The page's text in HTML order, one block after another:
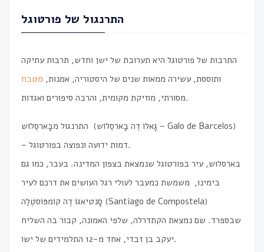
התרנגול של פורטוגל
התרבות של פורטוגל היא תערובת של ישן וחדש, תרבות עתיקה
ותוססת, עשירה ממאות שנים של היסטוריה, אמנות, מטבח
מסורתי, מוזיקת מקומית, והרבה סיפורים ואגדות.
התרנגול מבָּארסֶלוֹש (גָאלוֹ דֶה בָּארסֶלוֹש – Galo de Barcelos)
– דמות ידועה ונפוצה בפורטוגל.
בארסלוש, עיר בפורטוגל שנמצאת בצפון המדינה. בעבר, כמו גם
בימינו, משמשת כמעבר לעולי רגל העושים את דרכם לעיר
סָנטיאגוֹ דֶה קוֹמפּוֹסטֶלַה (Santiago de Compostela)
שבספרד. שם נמצאת הקתדרלה, שלפי האמונה, קבור בה השליח
יעקב בן זבדי, אחד מ-12 התלמידים של ישו.